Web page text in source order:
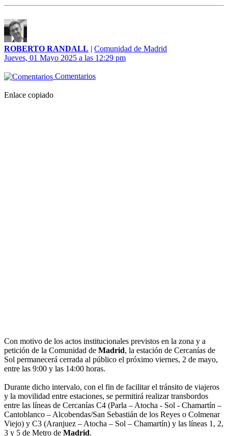
ROBERTO RANDALL | Comunidad de Madrid
Jueves, 01 Mayo 2025 a las 12:29 pm
Comentarios
Enlace copiado
Con motivo de los actos institucionales previstos en la zona y a
petición de la Comunidad de Madrid, la estación de Cercanías de
Sol permanecerá cerrada al público el próximo viernes, 2 de mayo,
entre las 9:00 y las 14:00 horas.
Durante dicho intervalo, con el fin de facilitar el tránsito de viajeros
y la movilidad entre estaciones, se permitirá realizar transbordos
entre las líneas de Cercanías C4 (Parla – Atocha - Sol - Chamartín –
Cantoblanco – Alcobendas/San Sebastián de los Reyes o Colmenar
Viejo) y C3 (Aranjuez – Atocha – Sol – Chamartín) y las líneas 1, 2,
3 y 5 de Metro de Madrid.